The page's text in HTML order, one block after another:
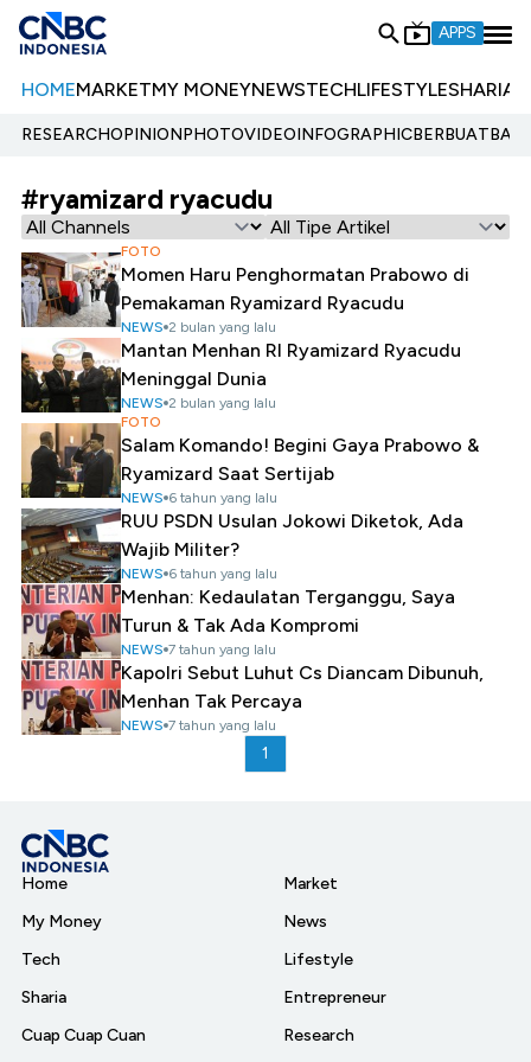
APPS
HOMEMARKETMY MONEYNEWSTECHLIFESTYLESHARIA
RESEARCHOPINIONPHOTOVIDEOINFOGRAPHIC
#ryamizard ryacudu
FOTO
Momen Haru Penghormatan Prabowo di
Pemakaman Ryamizard Ryacudu
NEWS 2 bulan yang lalu
Mantan Menhan RI Ryamizard Ryacudu
Meninggal Dunia
NEWS 2 bulan yang lalu
FOTO
Salam Komando! Begini Gaya Prabowo &
Ryamizard Saat Sertijab
NEWS 6 tahun yang lalu
RUU PSDN Usulan Jokowi Diketok, Ada
Wajib Militer?
NEWS 6 tahun yang lalu
Menhan: Kedaulatan Terganggu, Saya
Turun & Tak Ada Kompromi
NEWS 7 tahun yang lalu
Kapolri Sebut Luhut Cs Diancam Dibunuh,
Menhan Tak Percaya
NEWS 7 tahun yang lalu
1
Home
My Money
Tech
Sharia
Cuap Cuap Cuan
Market
News
Lifestyle
Entrepreneur
Research